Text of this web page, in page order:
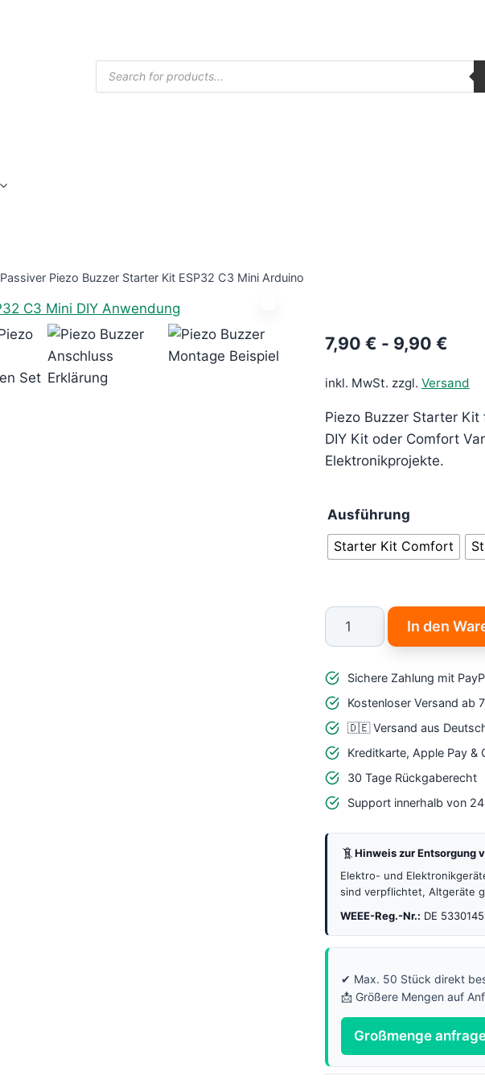
Products
search
Passiver Piezo Buzzer Starter Kit ESP32 C3 Mini Arduino
7,90 € - 9,90 €
inkl. MwSt. zzgl. Versand
Piezo Buzzer Starter
DIY Kit oder Comfort
Elektronikprojekte.
Ausführung
Starter Kit Comfort
Passiver
Piezo
Starter
Kit
ESP32
C3
Mini
Arduino
Menge
In den
Sichere Zahlung mit
Kostenloser Versand ab
🇩🇪 Versand aus
Kreditkarte, Apple Pay &
30 Tage Rückgaberecht
Support innerhalb von
Hinweis zur Entsorgung
Elektro- und
sind verpflichtet, Altgeräte
WEEE-Reg.-Nr.: DE
✔ Max. 50 Stück direkt
📩 Größere Mengen auf
Großmenge